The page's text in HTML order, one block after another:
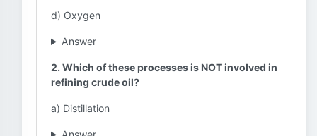
d) Oxygen
Answer
2. Which of these processes is NOT involved in
refining crude oil?
a) Distillation